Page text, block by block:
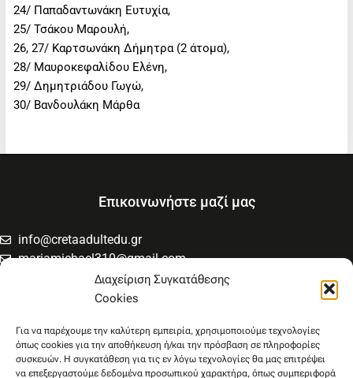
Διαχείριση Συγκατάθεσης
Cookies
Για να παρέχουμε την καλύτερη εμπειρία, χρησιμοποιούμε τεχνολογίες
όπως cookies για την αποθήκευση ή/και την πρόσβαση σε πληροφορίες
συσκευών. Η συγκατάθεση για τις εν λόγω τεχνολογίες θα μας επιτρέψει
να επεξεργαστούμε δεδομένα προσωπικού χαρακτήρα, όπως συμπεριφορά
24/ Παπαδαντωνάκη Ευτυχία,
25/ Τσάκου Μαρουλή,
26, 27/ Καρτσωνάκη Δήμητρα (2 άτομα),
28/ Μαυροκεφαλίδου Ελένη,
29/ Δημητριάδου Γωγώ,
30/ Βανδουλάκη Μάρθα
Επικοινωνήστε μαζί μας
info@cretaadultedu.gr
mariamichael310@gmail.com